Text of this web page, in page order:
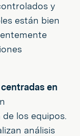
y
están bien
en
los equipos.
análisis